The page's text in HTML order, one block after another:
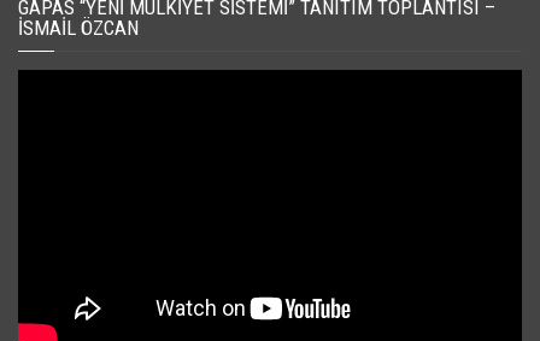
GAPAS “YENI MÜLKIYET SISTEMI” TANITIM TOPLANTISI –
İSMAIL ÖZCAN